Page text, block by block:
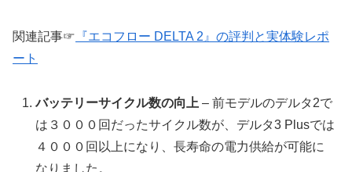
関連記事☞ 『エコフロー DELTA 2』の評判と実体験レポ
ート
バッテリーサイクル数の向上 – 前モデルのデルタ2で
は３０００回だったサイクル数が、デルタ3 Plusでは
４０００回以上になり、長寿命の電力供給が可能に
なりました。